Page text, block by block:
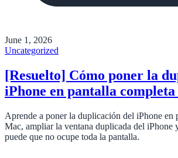
June 1, 2026
Uncategorized
[Resuelto] Cómo poner la
iPhone en pantalla
Aprende a poner la duplicación del iPhone en
Mac, ampliar la ventana duplicada del iPhone
puede que no ocupe toda la pantalla.